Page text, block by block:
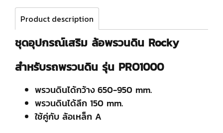
Product description
ชุดอุปกรณ์เสริม ล้อพรวนดิน Rocky
สำหรับรถพรวนดิน รุ่น PRO1000
พรวนดินได้กว้าง 650-950 mm.
พรวนดินได้ลึก 150 mm.
ใช้คู่กับ ล้อเหล็ก A